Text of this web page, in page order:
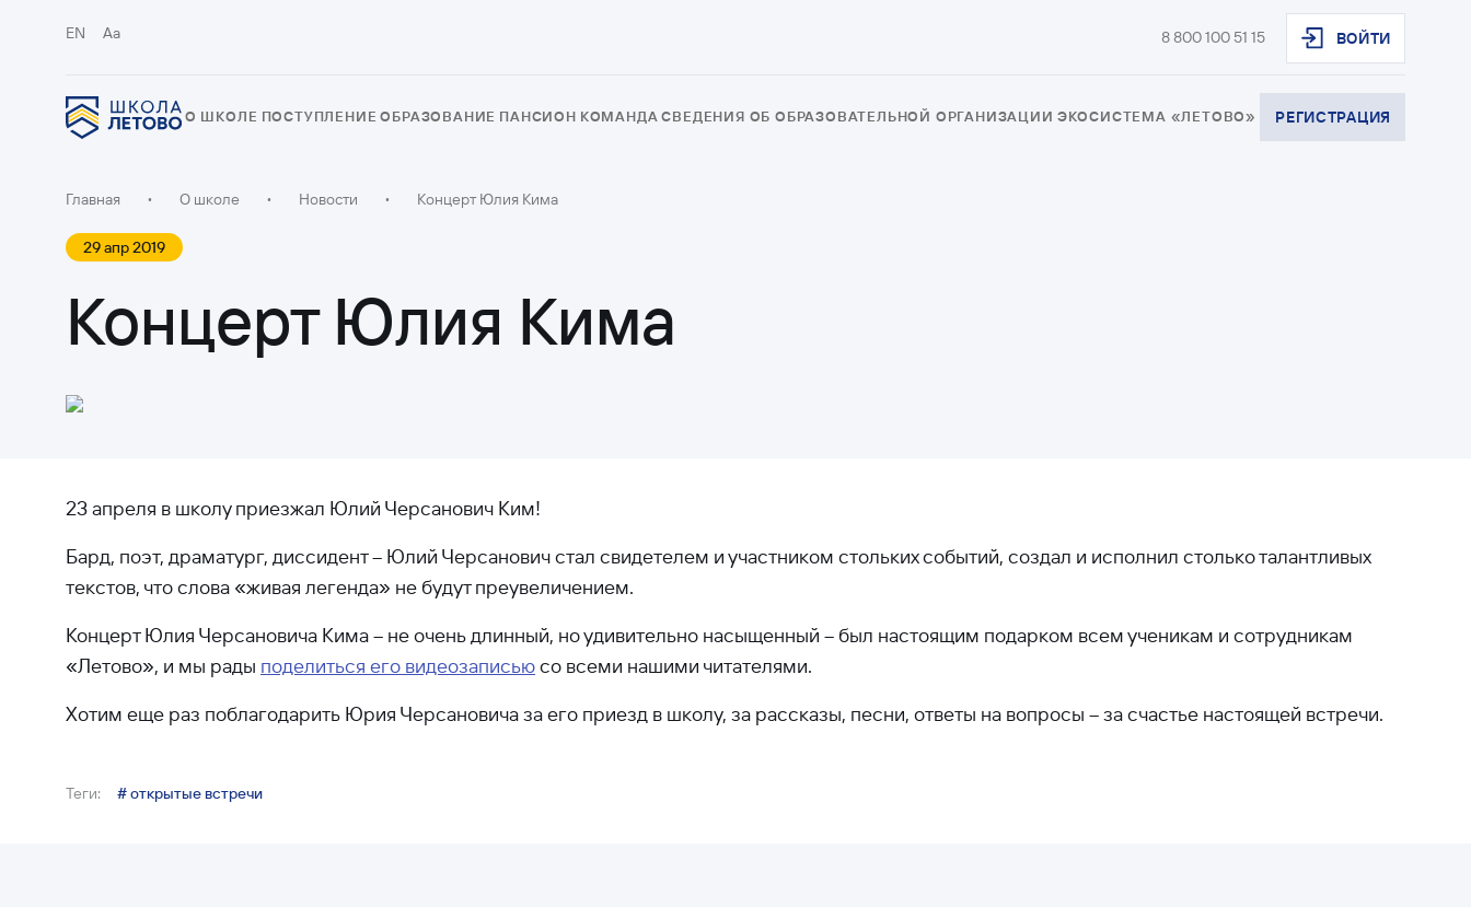
EN Aa 8 800 100 51 15 ВОЙТИ
О ШКОЛЕ ПОСТУПЛЕНИЕ ОБРАЗОВАНИЕ ПАНСИОН КОМАНДА СВЕДЕНИЯ ОБ ОБРАЗОВАТЕЛЬНОЙ ОРГАНИЗАЦИИ ЭКОСИСТЕМА «ЛЕТОВО» РЕГИСТРАЦИЯ
Главная • О школе • Новости • Концерт Юлия Кима
29 апр 2019
Концерт Юлия Кима
23 апреля в школу приезжал Юлий Черсанович Ким!
Бард, поэт, драматург, диссидент – Юлий Черсанович стал свидетелем и участником стольких событий, создал и исполнил столько талантливых
текстов, что слова «живая легенда» не будут преувеличением.
Концерт Юлия Черсановича Кима – не очень длинный, но удивительно насыщенный – был настоящим подарком всем ученикам и сотрудникам
«Летово», и мы рады поделиться его видеозаписьюсо всеми нашими читателями.
Хотим еще раз поблагодарить Юрия Черсановича за его приезд в школу, за рассказы, песни, ответы на вопросы – за счастье настоящей встречи.
Теги: # открытые встречи